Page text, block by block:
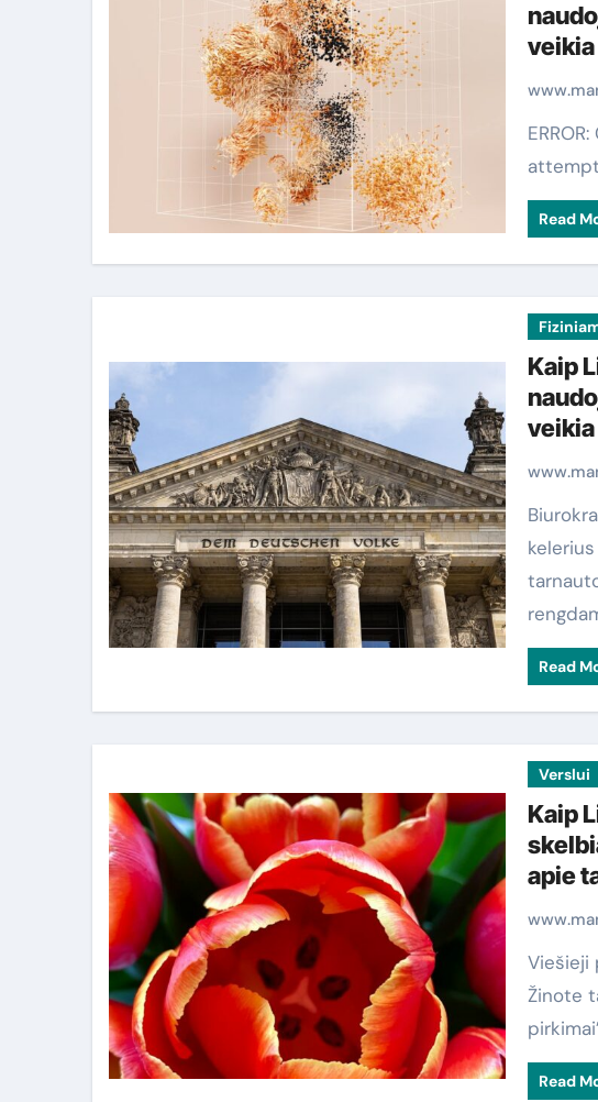
veikia
ERROR: Could not find suitable phrase after 3
Read
Kaip
veikia
Biurokratija susitinka su algoritmais Dar prieš
Read
Verslui
Kaip
apie
Viešieji pirkimai – ne tik biurokratų reikalas
Žinote
Read